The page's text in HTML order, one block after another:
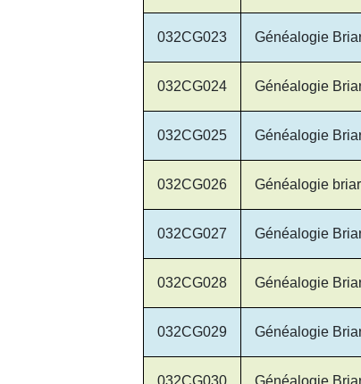
032CG023 Généalogie
032CG024 Généalogie
032CG025 Généalogie
032CG026 Généalogie
032CG027 Généalogie
032CG028 Généalogie
032CG029 Généalogie
032CG030 Généalogie